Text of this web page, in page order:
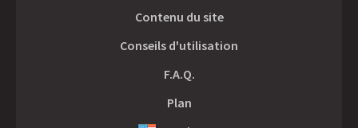
Contenu du site
Conseils d'utilisation
F.A.Q.
Plan